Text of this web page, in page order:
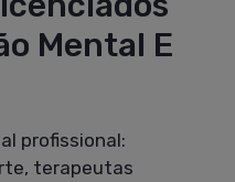
Mental E
profissional:
terapeutas